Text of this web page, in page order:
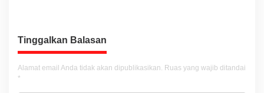
a
s
i
Tinggalkan Balasan
Alamat email Anda tidak akan dipublikasikan. Ruas yang wajib ditandai
*